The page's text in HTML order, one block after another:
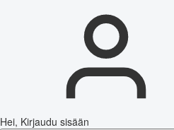
Hei, Kirjaudu sisään